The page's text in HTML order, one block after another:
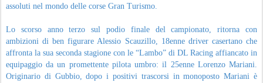
assoluti nel mondo delle corse Gran Turismo.
Lo scorso anno terzo sul podio finale del campionato, ritorna con
ambizioni di ben figurare Alessio Scauzillo, 18enne driver casertano che
affronta la sua seconda stagione con le “Lambo” di DL Racing affiancato in
equipaggio da un promettente pilota umbro: il 25enne Lorenzo Mariani.
Originario di Gubbio, dopo i positivi trascorsi in monoposto Mariani è